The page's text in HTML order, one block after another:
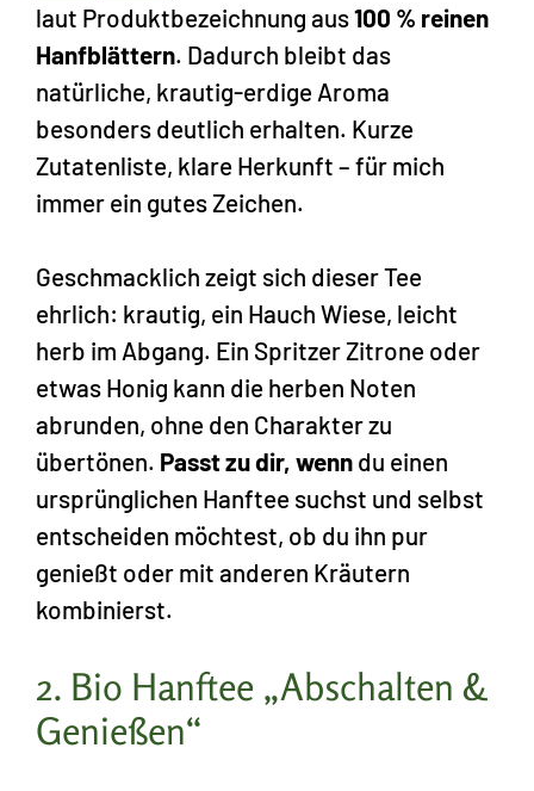
laut Produktbezeichnung aus100 % reinen
Hanfblättern. Dadurch bleibt das
natürliche, krautig-erdige Aroma
besonders deutlich erhalten. Kurze
Zutatenliste, klare Herkunft – für mich
immer ein gutes Zeichen.
Geschmacklich zeigt sich dieser Tee
ehrlich: krautig, ein Hauch Wiese, leicht
herb im Abgang. Ein Spritzer Zitrone oder
etwas Honig kann die herben Noten
abrunden, ohne den Charakter zu
übertönen. Passt zu dir, wenn du einen
ursprünglichen Hanftee suchst und selbst
entscheiden möchtest, ob du ihn pur
genießt oder mit anderen Kräutern
kombinierst.
2. Bio Hanftee „Abschalten &
Genießen“